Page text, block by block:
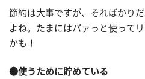
節約は大事ですが、そればかり
よね。たまにはパァっと使って
かも！
●使うために貯めている